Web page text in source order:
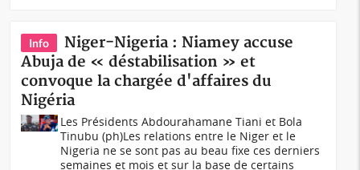
Info
Niger-Nigeria : Niamey accuse
Abuja de « déstabilisation » et
convoque la chargée d'affaires du
Nigéria
Les Présidents Abdourahamane Tiani et Bola
Tinubu (ph)Les relations entre le Niger et le
Nigeria ne se sont pas au beau fixe ces derniers
semaines et mois et sur la base de certains